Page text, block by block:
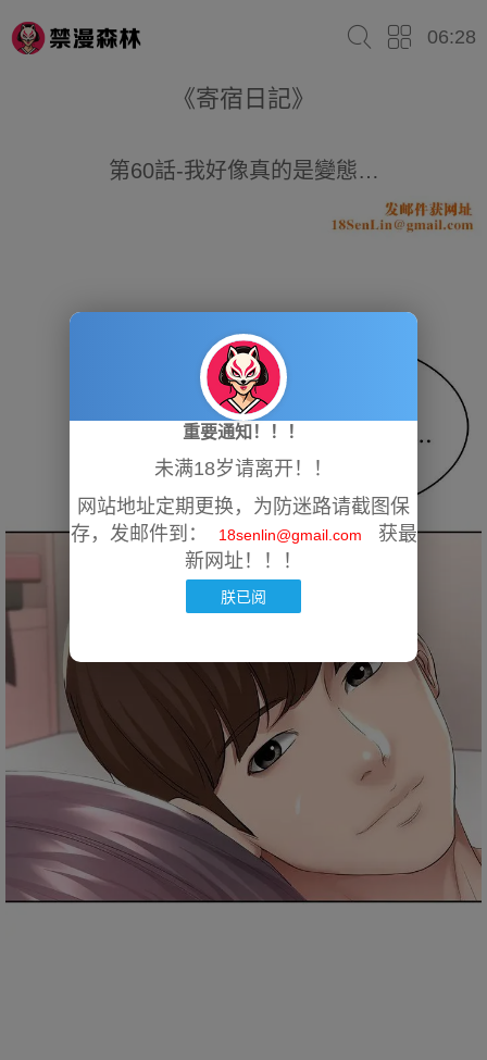
06:28
《寄宿日記》
第60話-我好像真的是變態…
重要通知！！！
未满18岁请离开！！
网站地址定期更换，为防迷路请截图保
存，发邮件到：
18senlin@gmail.com
获最
新网址！！！
朕已阅